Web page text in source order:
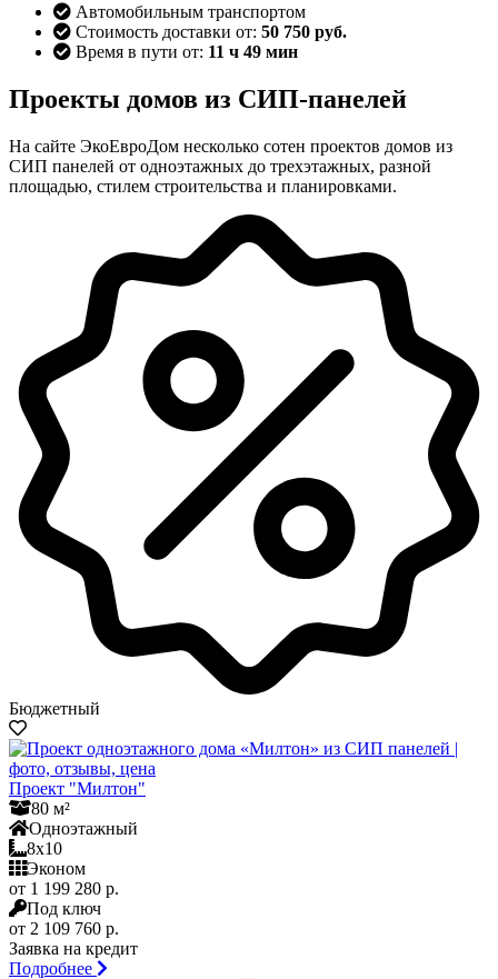
Автомобильным транспортом
Стоимость доставки от: 50 750 руб.
Время в пути от: 11 ч 49 мин
Проекты домов из СИП-панелей
На сайте ЭкоЕвроДом несколько сотен проектов домов из
СИП панелей от одноэтажных до трехэтажных, разной
площадью, стилем строительства и планировками.
Бюджетный
Проект "Милтон"
80 м²
Одноэтажный
8x10
Эконом
от 1 199 280 р.
Под ключ
от 2 109 760 р.
Заявка на кредит
Подробнее